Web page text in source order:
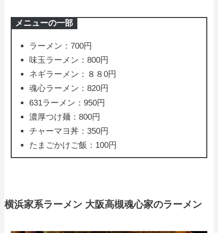
メニューの一部
ラーメン：700円
味玉ラーメン：800円
ネギラーメン：８８0円
魂心ラーメン：820円
631ラーメン：950円
濃厚つけ麺：800円
チャーマヨ丼：350円
たまごかけご飯：100円
横浜家系ラーメン 大阪高槻魂心家のラーメン